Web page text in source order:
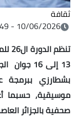
ثقافة
10/06/2026 - 17:49
تنظم
13 إلى 16
بشطارزي ببرمجة
موسيقية, حسبما
صحفية بالجزائر